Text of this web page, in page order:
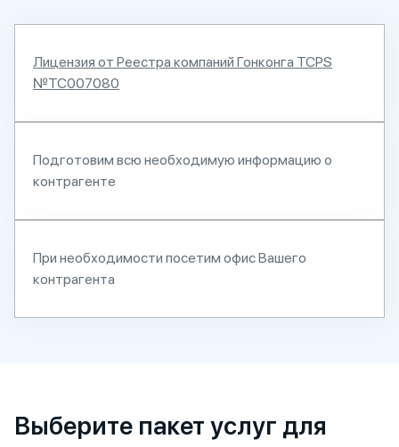
Лицензия от Реестра компаний Гонконга TCPS
№TC007080
Подготовим всю необходимую информацию о
контрагенте
При необходимости посетим офис Вашего
контрагента
Выберите пакет услуг для